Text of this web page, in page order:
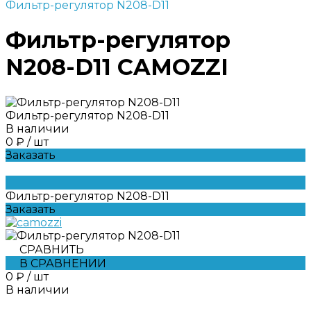
Фильтр-регулятор N208-D11
Фильтр-регулятор
N208-D11 CAMOZZI
Фильтр-регулятор N208-D11
В наличии
0 ₽ / шт
Заказать
Фильтр-регулятор N208-D11
Заказать
СРАВНИТЬ
В СРАВНЕНИИ
0 ₽ / шт
В наличии